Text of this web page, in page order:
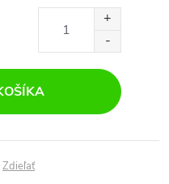
Zdieľať